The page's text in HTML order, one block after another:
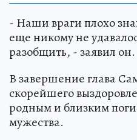
- Наши враги плохо
еще никому не
разобщить, - заявил он.
В завершение глава
скорейшего
родным и близким
мужества.